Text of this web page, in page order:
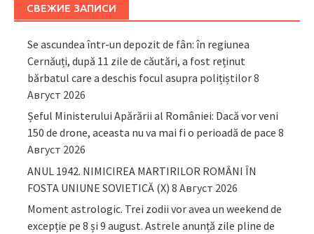
СВЕЖИЕ ЗАПИСИ
Se ascundea într-un depozit de fân: în regiunea
Cernăuți, după 11 zile de căutări, a fost reținut
bărbatul care a deschis focul asupra polițiștilor8
Август 2026
Șeful Ministerului Apărării al României: Dacă vor veni
150 de drone, aceasta nu va mai fi o perioadă de pace 8
Август 2026
ANUL 1942. NIMICIREA MARTIRILOR ROMÂNI ÎN
FOSTA UNIUNE SOVIETICĂ (X) 8 Август 2026
Moment astrologic. Trei zodii vor avea un weekend de
excepție pe 8 și 9 august. Astrele anunță zile pline de